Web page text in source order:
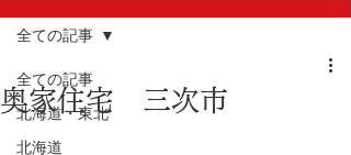
全ての記事
北海道・東北
北海道
全ての記事
奥家住宅 三次市